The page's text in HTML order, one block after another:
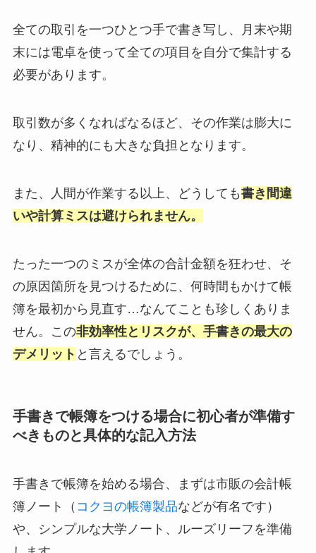
全ての取引を一つひとつ手で書き写し、月末や期
末には電卓を使って全ての項目を自分で集計する
必要があります。
取引数が多くなればなるほど、その作業は膨大に
なり、精神的にも大きな負担となります。
また、人間が作業する以上、どうしても書き間違
いや計算ミスは避けられません。
たった一つのミスが全体の合計金額を狂わせ、そ
の原因箇所を見つけるために、何時間もかけて帳
簿を最初から見直す…なんてことも珍しくありま
せん。この非効率性とリスクが、手書きの最大の
デメリット と言えるでしょう。
手書きで帳簿をつける場合に初心者が準備す
べきものと具体的な記入方法
手書きで帳簿を始める場合、まずは市販の会計帳
簿ノート（ コクヨの帳簿製品などが有名です）
や、シンプルな大学ノート、ルーズリーフを準備